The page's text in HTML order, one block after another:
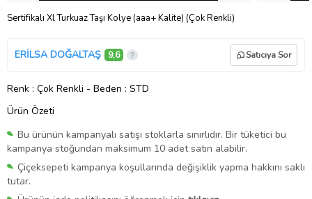
Sertifikalı Xl Turkuaz Taşı Kolye (aaa+ Kalite) (Çok Renkli)
ERİLSA DOĞALTAŞ 9,6 Satıcıya Sor
Renk : Çok Renkli - Beden : STD
Ürün Özeti
Bu ürünün kampanyalı satışı stoklarla sınırlıdır. Bir tüketici bu
kampanya stoğundan maksimum 10 adet satın alabilir.
Çiçeksepeti kampanya koşullarında değişiklik yapma hakkını saklı
tutar.